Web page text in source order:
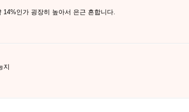
인가 굉장히 높아서 은근 흔합니다.
지